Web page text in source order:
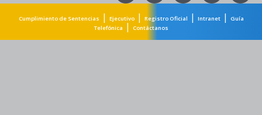
Cumplimiento de Sentencias | Ejecutivo| Registro Oficial | Intranet|
Guía
Telefónica
| Contáctanos